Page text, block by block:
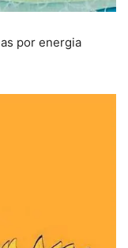
por energia